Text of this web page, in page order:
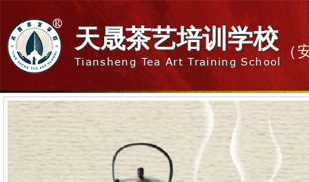
天晟茶艺培训学校
Tiansheng Tea Art Training School
（